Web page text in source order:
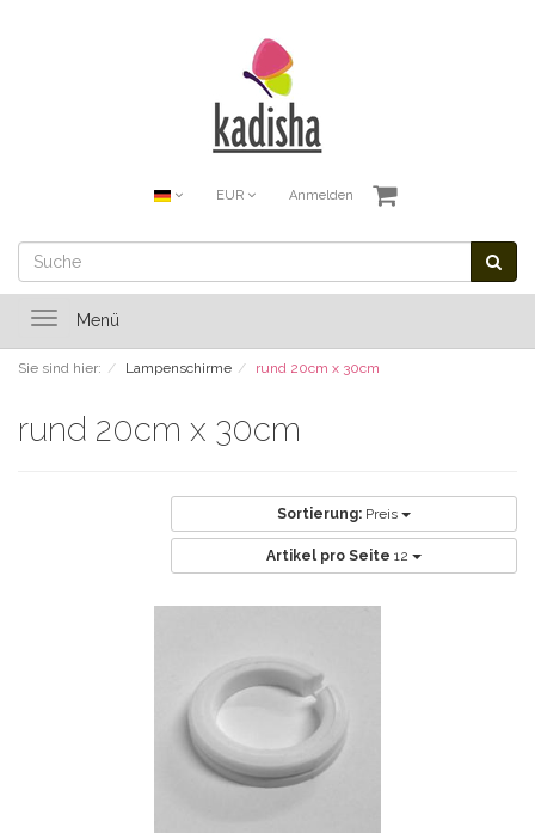
EUR Anmelden
ToggleMenü
Sie sind hier: Lampenschirme rund 20cm x 30cm
rund 20cm x 30cm
Sortierung: Preis
Artikel pro Seite 12